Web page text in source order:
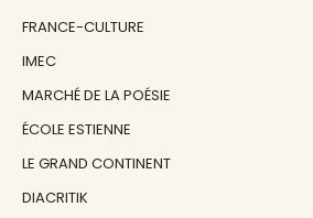
FRANCE-CULTURE
IMEC
MARCHÉ DE LA POÉSIE
ÉCOLE ESTIENNE
LE GRAND CONTINENT
DIACRITIK